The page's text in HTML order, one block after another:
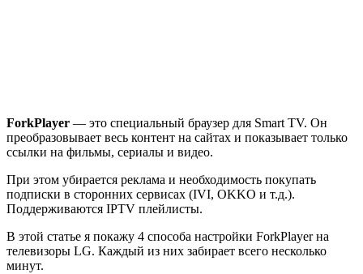
ForkPlayer — это специальный браузер для Smart TV. Он
преобразовывает весь контент на сайтах и показывает только
ссылки на фильмы, сериалы и видео.
При этом убирается реклама и необходимость покупать
подписки в сторонних сервисах (IVI, OKKO и т.д.).
Поддерживаются IPTV плейлисты.
В этой статье я покажу 4 способа настройки ForkPlayer на
телевизоры LG. Каждый из них забирает всего несколько
минут.